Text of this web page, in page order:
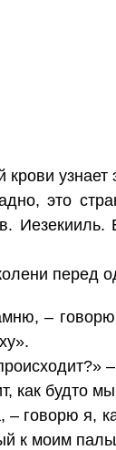
крови
это
перед
–
как будто
– говорю я,
к моим